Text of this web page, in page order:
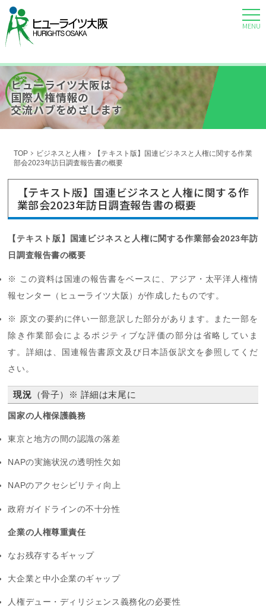
MENU
ヒューライツ大阪は
国際人権情報の
交流ハブをめざします
TOP ビジネスと人権
【テキスト版】国連ビジネスと人権に関する作業
部会2023年訪日調査報告書の概要
【テキスト版】国連ビジネスと人権に関する作
業部会2023年訪日調査報告書の概要
【テキスト版】国連ビジネスと人権に関する作業部会2023年訪
日調査報告書の概要
※ この資料は国連の報告書をベースに、アジア・太平洋人権情
報センター（ヒューライツ大阪）が作成したものです。
※ 原文の要約に伴い一部意訳した部分があります。また一部を
除き作業部会によるポジティブな評価の部分は省略していま
す。詳細は、国連報告書原文及び日本語仮訳文を参照してくだ
さい。
現況 （骨子）※ 詳細は末尾に
国家の人権保護義務
東京と地方の間の認識の落差
NAPの実施状況の透明性欠如
NAPのアクセシビリティ向上
政府ガイドラインの不十分性
企業の人権尊重責任
なお残存するギャップ
大企業と中小企業のギャップ
人権デュー・ディリジェンス義務化の必要性